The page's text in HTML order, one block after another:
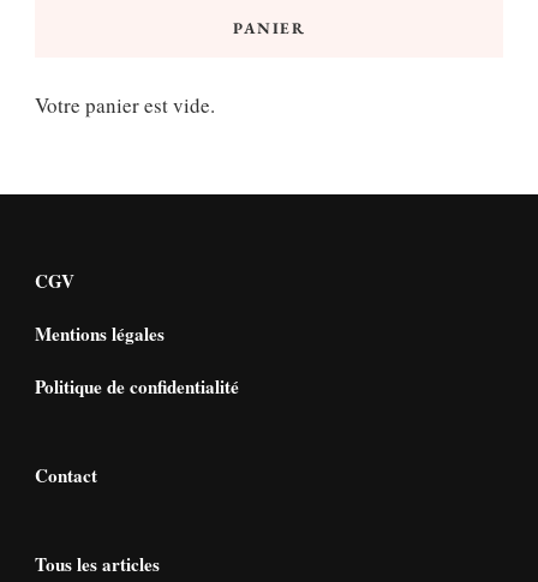
PANIER
Votre panier est vide.
CGV
Mentions légales
Politique de confidentialité
Contact
Tous les articles